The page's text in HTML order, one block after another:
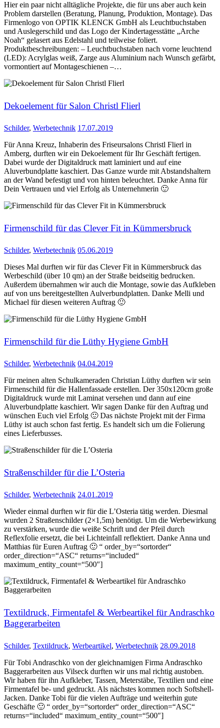
Hier ein paar nicht alltägliche Projekte, die für uns aber auch kein
Problem darstellen (Beratung, Planung, Produktion, Montage). Das
Firmenlogo von OPTIK KLENCK GmbH als Leuchtbuchstaben
und Auslegerschild und das Logo der Kindertagesstätte „Arche
Noah“ gelasert aus Edelstahl und teilweise foliert.
Produktbeschreibungen: – Leuchtbuchstaben nach vorne leuchtend
(LED): Acrylglas weiß, Zarge aus Aluminium nach Wunsch gefärbt,
vormontiert auf Montageschienen –…
Dekoelement für Salon Christl Flierl
Schilder, Werbetechnik 17.07.2019
Für Anna Kreuz, Inhaberin des Friseursalons Christl Flierl in
Amberg, durften wir ein Dekoelement für Ihr Geschäft fertigen.
Dabei wurde der Digitaldruck matt laminiert und auf eine
Aluverbundplatte kaschiert. Das Ganze wurde mit Abstandshaltern
an der Wand befestigt und von hinten beleuchtet. Danke Anna für
Dein Vertrauen und viel Erfolg als Unternehmerin 🙂
Firmenschild für das Clever Fit in Kümmersbruck
Schilder, Werbetechnik 05.06.2019
Dieses Mal durften wir für das Clever Fit in Kümmersbruck das
Werbeschild (über 10 qm) an der Straße beidseitig bedrucken.
Außerdem übernahmen wir auch die Montage, sowie das Aufkleben
auf von uns bereitgestellten Aulverbundplatten. Danke Melli und
Michael für diesen weiteren Auftrag 🙂
Firmenschild für die Lüthy Hygiene GmbH
Schilder, Werbetechnik 04.04.2019
Für meinen alten Schulkameraden Christian Lüthy durften wir sein
Firmenschild für die Hallenfassade erstellen. Der 350x120cm große
Digitaldruck wurde mit Laminat versehen und dann auf eine
Aluverbundplatte kaschiert. Wir sagen Danke für den Auftrag und
wünschen Euch viel Erfolg 🙂 Das nächste Projekt mit der Firma
Lüthy ist auch schon fast fertig. Es handelt sich um die Folierung
eines Lieferbusses.
Straßenschilder für die L’Osteria
Schilder, Werbetechnik 24.01.2019
Wieder einmal durften wir für die L’Osteria tätig werden. Diesmal
wurden 2 Straßenschilder (2×1,5m) benötigt. Um die Werbewirkung
zu verstärken, wurde die weiße Schrift und der Pfeil durch
Reflexfolie ersetzt, die bei Lichteinfall reflektiert. Danke Anna und
Matthias für Euren Auftrag 🙂 “ order_by=“sortorder“
order_direction=“ASC“ returns=“included“
maximum_entity_count=“500″]
Textildruck, Firmentafel & Werbeartikel für Andraschko
Baggerarbeiten
Schilder, Textildruck, Werbeartikel, Werbetechnik 28.09.2018
Für Tobi Andraschko von der gleichnamigen Firma Andraschko
Baggerarbeiten aus Vilseck durften wir uns mal richtig austoben.
Wir haben für ihn Aufkleber, Tassen, Meterstäbe, Textilien und eine
Firmentafel be- und gedruckt. Als nächstes kommen noch Softshell-
Jacken. Danke Tobi für die vielen Aufträge und weiterhin gute
Geschäfte 🙂 “ order_by=“sortorder“ order_direction=“ASC“
returns=“included“ maximum_entity_count=“500″]